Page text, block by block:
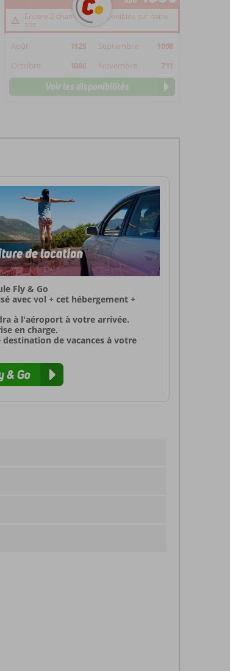
Encore 2 chambre(s) disponibles sur notre
site
Août 1129 Septembre
1098
Octobre
1080 Novembre 711
Voir les disponibilités
Fly & Go
avec vol + cet hébergement +
à l'aéroport à votre arrivée.
en charge.
de vacances à votre
& Go